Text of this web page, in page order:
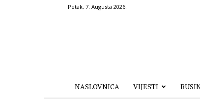
Petak, 7. Augusta 2026.
NASLOVNICA VIJESTI